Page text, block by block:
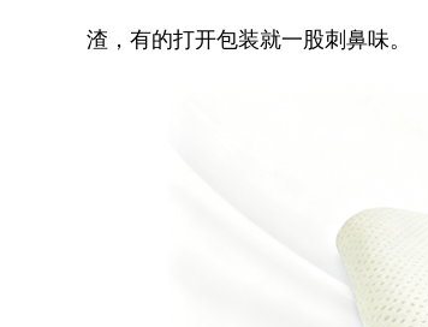
渣，有的打开包装就一股刺鼻味。